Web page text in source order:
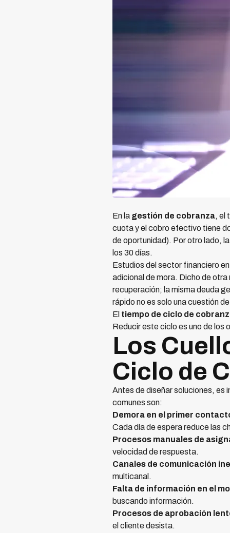
En la gestión de cobranza, el
cuota y el cobro efectivo tiene
de oportunidad). Por otro lado,
los 30 días.
Estudios del sector financiero
adicional de mora. Dicho de
recuperación; la misma deuda
rápido no es solo una cuestión
El tiempo de ciclo de
Reducir este ciclo es uno de los
Los
Ciclo de
Antes de diseñar soluciones, es
comunes son:
Demora en el primer
Cada día de espera reduce las
Procesos manuales de
velocidad de respuesta.
Canales de comunicación
multicanal.
Falta de información en el
buscando información.
Procesos de aprobación
el cliente desista.